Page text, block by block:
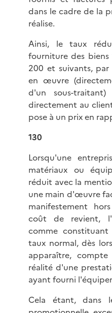
dans le cadre de la
réalise.
Ainsi, le taux
fourniture des biens
200 et suivants,
en œuvre
d'un sous-
directement au
pose à un prix en
130
Lorsqu'une
matériaux ou
réduit avec la
une main d'œuvre
manifestement
coût de revient,
comme
taux normal, dès
apparaître,
réalité d'une
ayant fourni
Cela étant, dans